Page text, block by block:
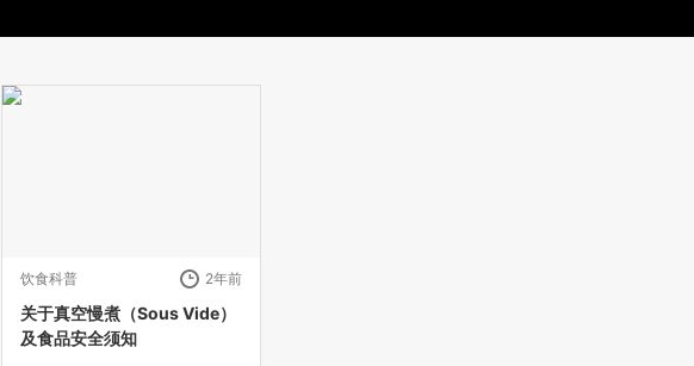
饮食科普 2年前
关于真空慢煮（Sous Vide）
及食品安全须知